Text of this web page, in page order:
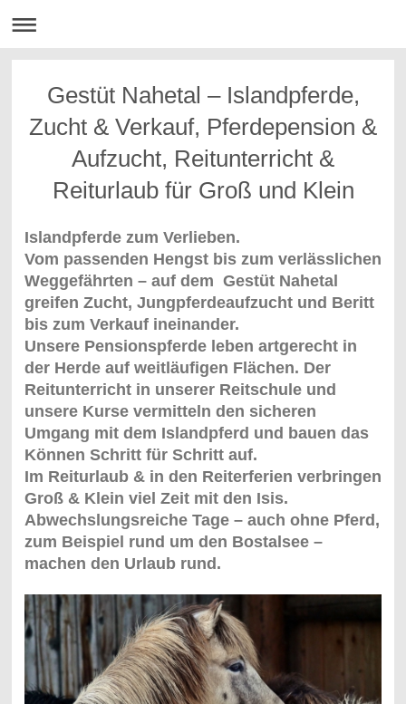
Gestüt Nahetal – Islandpferde,
Zucht & Verkauf, Pferdepension &
Aufzucht, Reitunterricht &
Reiturlaub für Groß und Klein
Islandpferde zum Verlieben.
Vom passenden Hengst bis zum verlässlichen
Weggefährten – auf dem Gestüt Nahetal
greifen Zucht, Jungpferdeaufzucht und Beritt
bis zum Verkauf ineinander.
Unsere Pensionspferde leben artgerecht in
der Herde auf weitläufigen Flächen. Der
Reitunterricht in unserer Reitschule und
unsere Kurse vermitteln den sicheren
Umgang mit dem Islandpferd und bauen das
Können Schritt für Schritt auf.
Im Reiturlaub & in den Reiterferien verbringen
Groß & Klein viel Zeit mit den Isis.
Abwechslungsreiche Tage – auch ohne Pferd,
zum Beispiel rund um den Bostalsee –
machen den Urlaub rund.